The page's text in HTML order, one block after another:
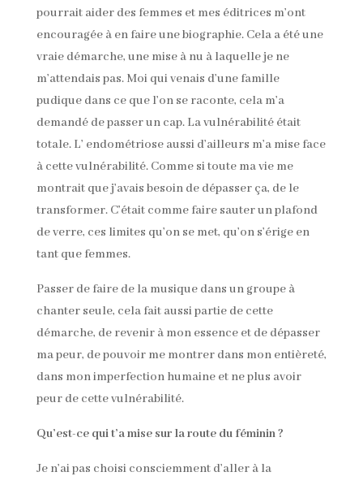
pourrait aider des femmes et mes éditrices m’ont
encouragée à en faire une biographie. Cela a été une
vraie démarche, une mise à nu à laquelle je ne
m’attendais pas. Moi qui venais d’une famille
pudique dans ce que l’on se raconte, cela m’a
demandé de passer un cap. La vulnérabilité était
totale. L’ endométriose aussi d’ailleurs m’a mise face
à cette vulnérabilité. Comme si toute ma vie me
montrait que j’avais besoin de dépasser ça, de le
transformer. C’était comme faire sauter un plafond
de verre, ces limites qu’on se met, qu’on s’érige en
tant que femmes.
Passer de faire de la musique dans un groupe à
chanter seule, cela fait aussi partie de cette
démarche, de revenir à mon essence et de dépasser
ma peur, de pouvoir me montrer dans mon entièreté,
dans mon imperfection humaine et ne plus avoir
peur de cette vulnérabilité.
Qu’est-ce qui t’a mise sur la route du féminin ?
Je n’ai pas choisi consciemment d’aller à la